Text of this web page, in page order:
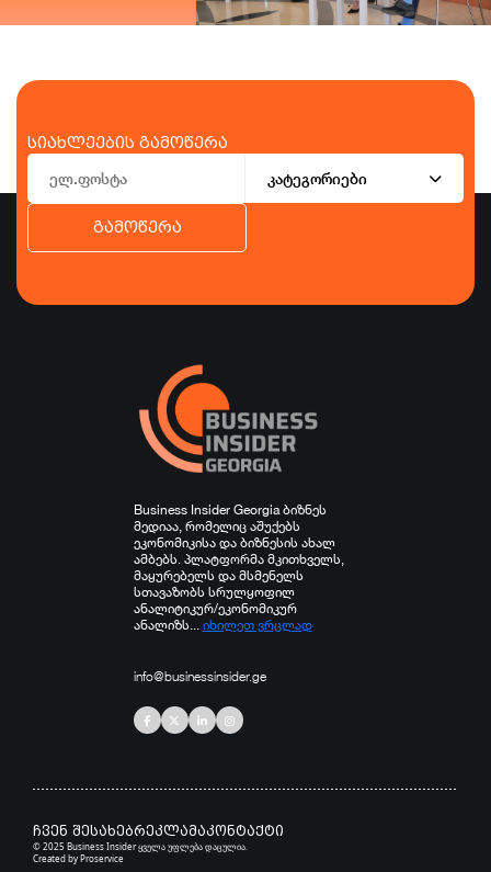
სიახლეების გამოწერა
კატეგორიები
გამოწერა
Business Insider Georgia ბიზნეს
მედიაა, რომელიც აშუქებს
ეკონომიკისა და ბიზნესის ახალ
ამბებს. პლატფორმა მკითხველს,
მაყურებელს და მსმენელს
სთავაზობს სრულყოფილ
ანალიტიკურ/ეკონომიკურ
ანალიზს... იხილეთ ვრცლად
info@businessinsider.ge
ჩვენ შესახებრეკლამაკონტაქტი
© 2025 Business Insider ყველა უფლება დაცულია.
Created byProservice